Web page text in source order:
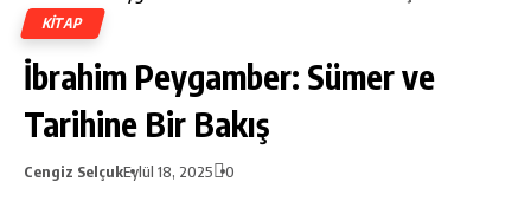
KITAP
İbrahim Peygamber: Sümer ve
Tarihine Bir Bakış
Cengiz SelçukEylül 18, 2025 0